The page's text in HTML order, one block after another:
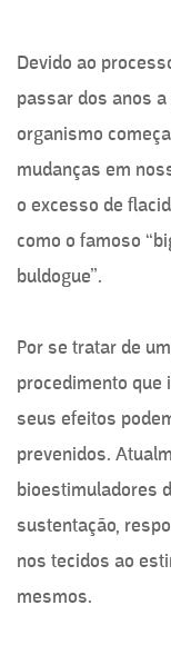
Devido ao
passar dos anos
organismo
mudanças em
o excesso de
como o famoso
buldogue”.
Por se tratar de
procedimento que
seus efeitos
prevenidos.
bioestimuladores
sustentação,
nos tecidos ao
mesmos.